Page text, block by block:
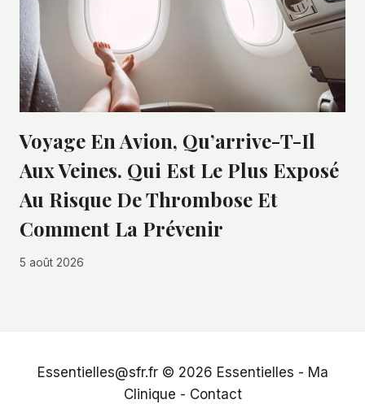
Voyage En Avion, Qu’arrive-T-Il
Aux Veines. Qui Est Le Plus Exposé
Au Risque De Thrombose Et
Comment La Prévenir
5 août 2026
Essentielles@sfr.fr © 2026 Essentielles - Ma
Clinique - Contact